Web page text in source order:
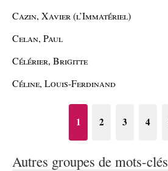
Cazin, Xavier (l’Immatériel)
Celan, Paul
Célérier, Brigitte
Céline, Louis-Ferdinand
1 2 3 4
Autres groupes de mots-clés